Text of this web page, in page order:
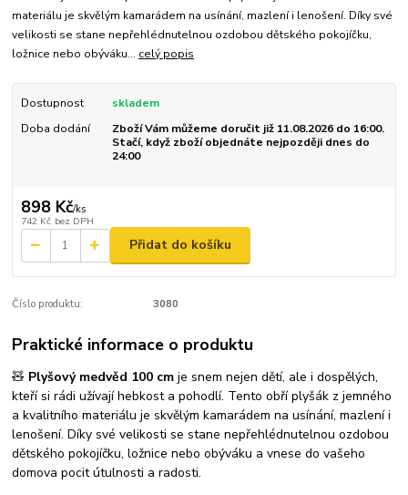
materiálu je skvělým kamarádem na usínání, mazlení i lenošení. Díky své
velikosti se stane nepřehlédnutelnou ozdobou dětského pokojíčku,
ložnice nebo obýváku... celý popis
Dostupnost
skladem
Doba dodání
Zboží Vám můžeme doručit již 11.08.2026 do 16:00.
Stačí, když zboží objednáte nejpozději dnes do
24:00
898 Kč/ks
742 Kč bez DPH
Přidat do košíku
Číslo produktu: 3080
Praktické informace o produktu
🧸 Plyšový medvěd 100 cm je snem nejen dětí, ale i dospělých,
kteří si rádi užívají hebkost a pohodlí. Tento obří plyšák z jemného
a kvalitního materiálu je skvělým kamarádem na usínání, mazlení i
lenošení. Díky své velikosti se stane nepřehlédnutelnou ozdobou
dětského pokojíčku, ložnice nebo obýváku a vnese do vašeho
domova pocit útulnosti a radosti.